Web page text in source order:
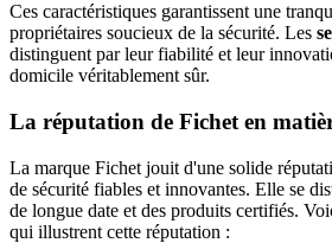
Ces caractéristiques garantissent une
propriétaires soucieux de la sécurité. Les
distinguent par leur fiabilité et leur
domicile véritablement sûr.
La réputation de Fichet en
La marque Fichet jouit d'une solide
de sécurité fiables et innovantes. Elle se
de longue date et des produits certifiés.
qui illustrent cette réputation :